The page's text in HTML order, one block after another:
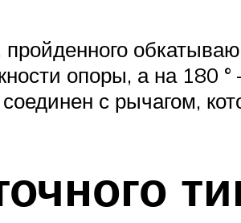
пройденного
опоры, а на 180
с рычагом,